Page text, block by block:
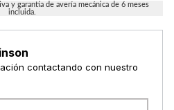
y garantía de avería mecánica de 6 meses
incluida.
contactando con nuestro